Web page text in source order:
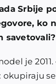
Srbije
ko
savetovali?
je
okupiraju